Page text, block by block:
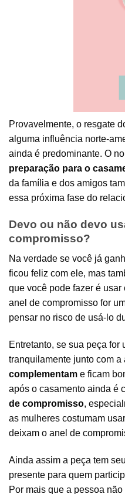
Provavelmente, o resgate
alguma influência norte-
ainda é predominante. O
preparação para o
da família e dos amigos
essa próxima fase do
Devo ou não devo
compromisso?
Na verdade se você já
ficou feliz com ele, mas
que você pode fazer é
anel de compromisso for
pensar no risco de usá-lo
Entretanto, se sua peça for
tranquilamente junto com a
complementam e ficam
após o casamento ainda é
de compromisso,
as mulheres costumam
deixam o anel de
Ainda assim a peça tem seu
presente para quem
Por mais que a pessoa